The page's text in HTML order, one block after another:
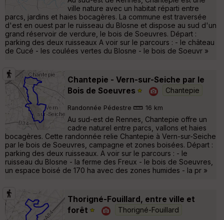
ville nature avec un habitat réparti entre
parcs, jardins et haies bocagères. La commune est traversée
d'est en ouest par le ruisseau du Blosne et dispose au sud d'un
grand réservoir de verdure, le bois de Soeuvres. Départ :
parking des deux ruisseaux A voir sur le parcours : - le château
de Cucé - les coulées vertes du Blosne - le bois de Soeuvr »
Chantepie - Vern-sur-Seiche par le
Bois de Soeuvres
Chantepie
Randonnée Pédestre 16 km
Au sud-est de Rennes, Chantepie offre un
cadre naturel entre parcs, vallons et haies
bocagères. Cette randonnée relie Chantepie à Vern-sur-Seiche
par le bois de Soeuvres, campagne et zones boisées. Départ :
parking des deux ruisseaux. A voir sur le parcours : - le
ruisseau du Blosne - la ferme des Freux - le bois de Soeuvres,
un espace boisé de 170 ha avec des zones humides - la pr »
Thorigné-Fouillard, entre ville et
forêt
Thorigné-Fouillard